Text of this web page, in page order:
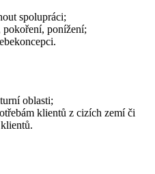
spolupráci;
ponížení;
oblasti;
klientů z cizích zemí či